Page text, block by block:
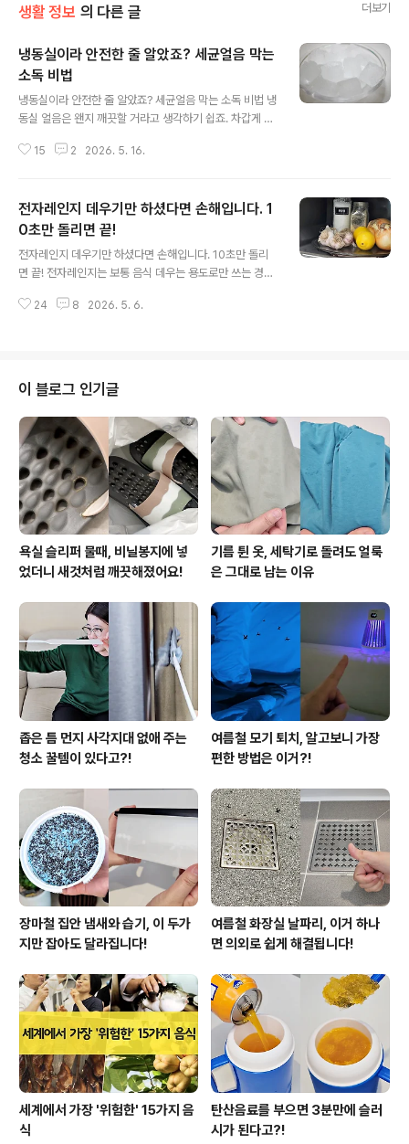
생활 정보 의 다른 글 더보기
냉동실이라 안전한 줄 알았죠? 세균얼음 막는
소독 비법
냉동실이라 안전한 줄 알았죠? 세균얼음 막는 소독 비법 냉
동실 얼음은 왠지 깨끗할 거라고 생각하기 쉽죠. 차갑게 얼
틀 관리 안하고 쓰는 경우가 많더라고요. 자칫 방심하면 세
도 살짝 배어 있고 물때처럼 찝찝한 부분이 있어요. 특히 물
기가 남은 상태로 냉동실에 넣는 일이 많다보니 곰팡이나
세균이 생기기 쉬운 환경에 노출이 되는데요. 영하라고 해
서 위생 문제가 완전히 사라지지 않아요. 그래서 저는 얼음
어요. 방법도 번거롭지 않고 집에 있는 재료로 쉽게 할 수
15 2 2026. 5. 16.
전자레인지 데우기만 하셨다면 손해입니다. 1
0초만 돌리면 끝!
전자레인지 데우기만 하셨다면 손해입니다. 10초만 돌리
면 끝! 전자레인지는 보통 음식 데우는 용도로만 쓰는 경우
일을 꽤 많이 줄여준답니다. 짧게는 몇 초만 투자해도 재료
로 툭툭 문질러도 쉽게 떨어져요. 억지로 까느라 손에 냄새
배는 것도 줄어들고 손질 속도 자체가 훨씬 빨라져요. 레몬
을 바로 짜면 생각보다 즙이 잘 안나올 때가 있어요. 이럴때
잠깐만 열을 가해주면 과육이 부드러워지면서 힘을 많이
주지 않아도 즙이 훨씬 잘 나와요. 남은 껍질은 그냥 버리지
말고 ..
24 8 2026. 5. 6.
이 블로그 인기글
욕실 슬리퍼 물때, 비닐봉지에 넣
었더니 새것처럼 깨끗해졌어요!
기름 튄 옷, 세탁기로 돌려도 얼룩
은 그대로 남는 이유
좁은 틈 먼지 사각지대 없애 주는
청소 꿀템이 있다고?!
여름철 모기 퇴치, 알고보니 가장
편한 방법은 이거?!
장마철 집안 냄새와 습기, 이 두가
지만 잡아도 달라집니다!
여름철 화장실 날파리, 이거 하나
면 의외로 쉽게 해결됩니다!
세계에서 가장 '위험한' 15가지 음
식
탄산음료를 부으면 3분만에 슬러
시가 된다고?!